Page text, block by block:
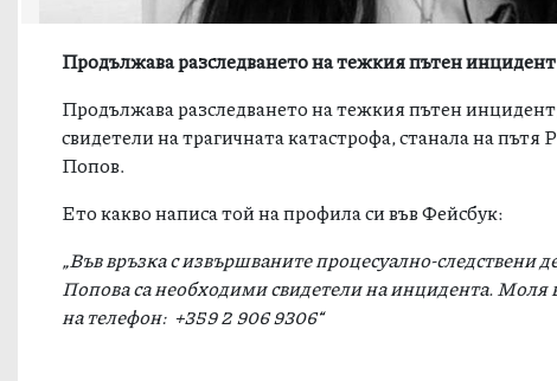
Продължава разследването на тежкия пътен инцидент
Продължава разследването на тежкия пътен
свидетели на трагичната катастрофа, станала на
Попов.
Ето какво написа той на профила си във Фейсбук:
„Във връзка с извършваните процесуално-следствени
Попова са необходими свидетели на инцидента. Моля
на телефон: +359 2 906 9306“